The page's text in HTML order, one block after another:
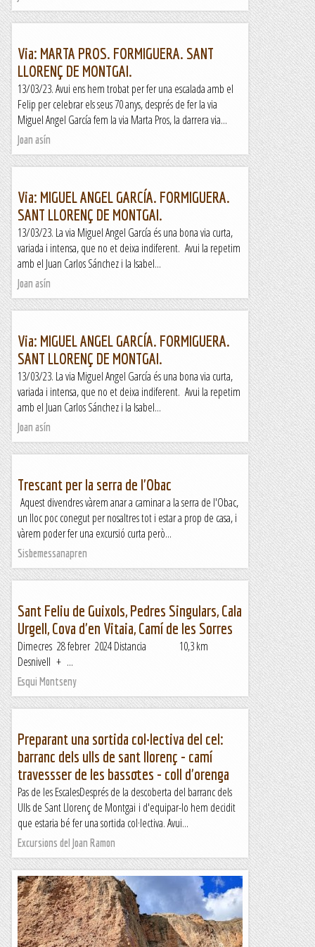
Via: MARTA PROS. FORMIGUERA. SANT
LLORENÇ DE MONTGAI.
13/03/23. Avui ens hem trobat per fer una escalada amb el
Felip per celebrar els seus 70 anys, després de fer la via
Miguel Angel García fem la via Marta Pros, la darrera via...
Joan asín
Via: MIGUEL ANGEL GARCÍA. FORMIGUERA.
SANT LLORENÇ DE MONTGAI.
13/03/23. La via Miguel Angel García és una bona via curta,
variada i intensa, que no et deixa indiferent. Avui la repetim
amb el Juan Carlos Sánchez i la Isabel...
Joan asín
Via: MIGUEL ANGEL GARCÍA. FORMIGUERA.
SANT LLORENÇ DE MONTGAI.
13/03/23. La via Miguel Angel García és una bona via curta,
variada i intensa, que no et deixa indiferent. Avui la repetim
amb el Juan Carlos Sánchez i la Isabel...
Joan asín
Trescant per la serra de l'Obac
Aquest divendres vàrem anar a caminar a la serra de l'Obac,
un lloc poc conegut per nosaltres tot i estar a prop de casa, i
vàrem poder fer una excursió curta però...
Sisbemessanapren
Sant Feliu de Guixols, Pedres Singulars, Cala
Urgell, Cova d'en Vitaia, Camí de les Sorres
Dimecres 28 febrer 2024 Distancia 10,3 km
Desnivell + ...
Esqui Montseny
Preparant una sortida col·lectiva del cel:
barranc dels ulls de sant llorenç - camí
travessser de les bassotes - coll d'orenga
Pas de les EscalesDesprés de la descoberta del barranc dels
Ulls de Sant Llorenç de Montgai i d'equipar-lo hem decidit
que estaria bé fer una sortida col·lectiva. Avui...
Excursions del Joan Ramon